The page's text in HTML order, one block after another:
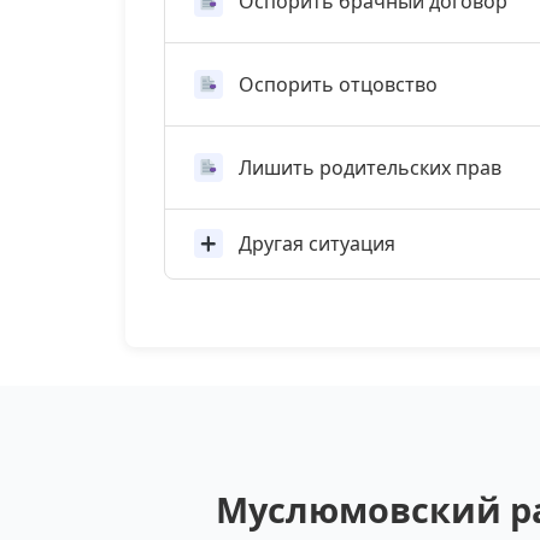
Оспорить отцовство
Лишить родительских прав
Другая ситуация
Муслюмовский